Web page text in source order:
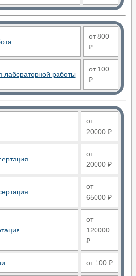
от 800
₽
лабораторной работы
от 100
₽
от
20000 ₽
от
20000 ₽
от
65000 ₽
от
120000
₽
от 100 ₽